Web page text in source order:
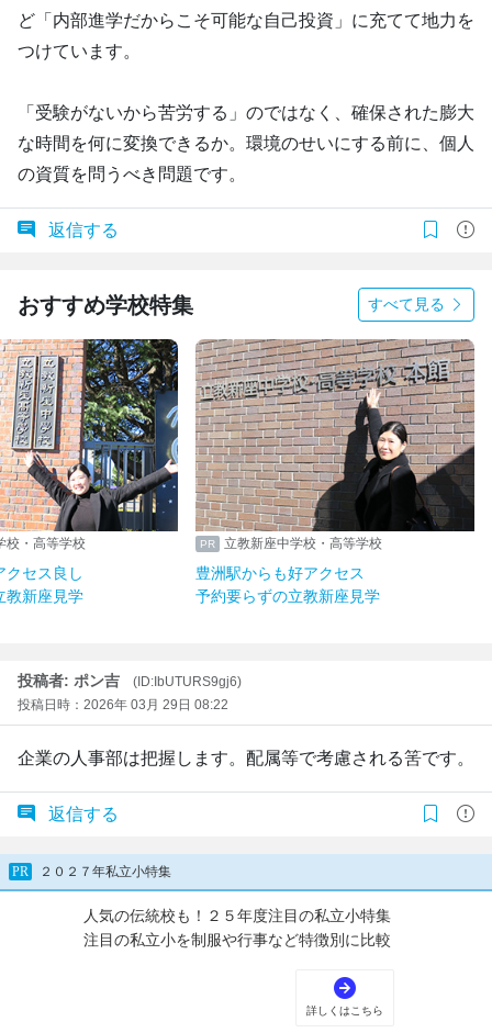
ど「内部進学だからこそ可能な自己投資」に充てて地力を
つけています。
「受験がないから苦労する」のではなく、確保された膨大
な時間を何に変換できるか。環境のせいにする前に、個人
の資質を問うべき問題です。
返信する
おすすめ学校特集 すべて見る
校・高等学校
クセス良し
教新座見学
立教新座中学校・高等学校
豊洲駅からも好アクセス
予約要らずの立教新座見学
投稿者: ポン吉
(ID:IbUTURS9gj6)
投稿日時：2026年 03月 29日 08:22
企業の人事部は把握します。配属等で考慮される筈です。
返信する